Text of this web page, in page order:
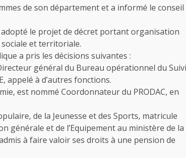
de son département et a informé le conseil
le projet de décret portant organisation
et territoriale.
a pris les décisions suivantes :
général du Bureau opérationnel du Suivi
appelé à d’autres fonctions.
est nommé Coordonnateur du PRODAC, en
de la Jeunesse et des Sports, matricule
générale et de l’Equipement au ministère de la
à faire valoir ses droits à une pension de